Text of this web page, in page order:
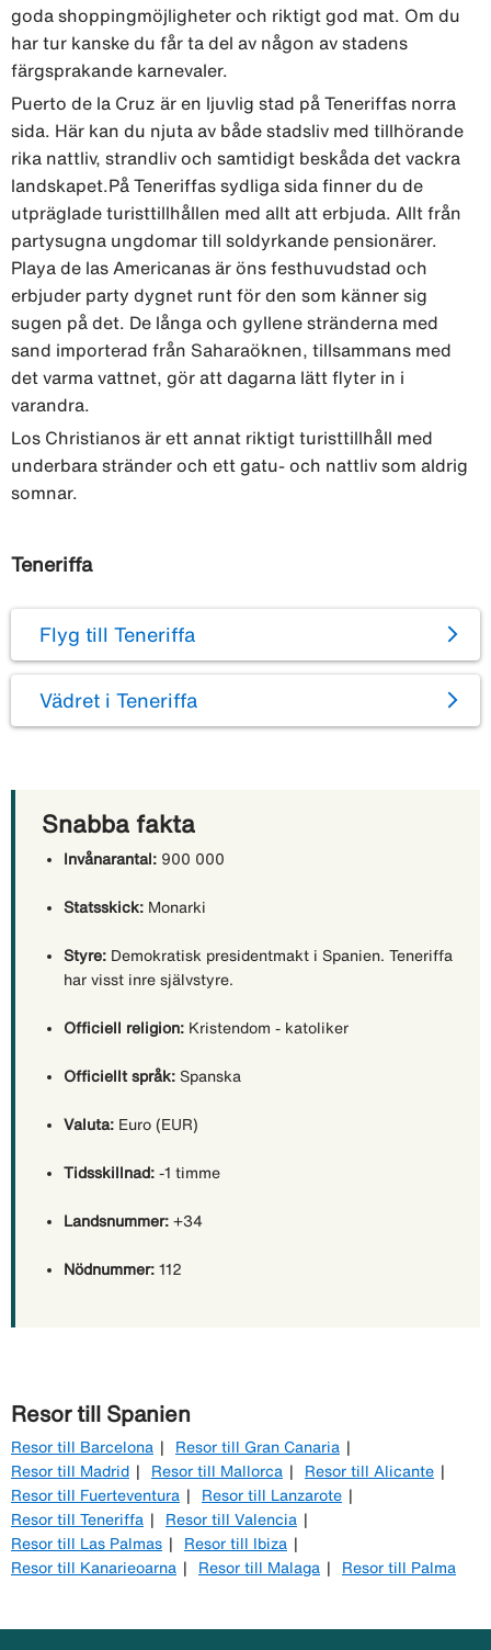
goda shoppingmöjligheter och riktigt god mat. Om du
har tur kanske du får ta del av någon av stadens
färgsprakande karnevaler.
Puerto de la Cruz är en ljuvlig stad på Teneriffas norra
sida. Här kan du njuta av både stadsliv med tillhörande
rika nattliv, strandliv och samtidigt beskåda det vackra
landskapet.På Teneriffas sydliga sida finner du de
utpräglade turisttillhållen med allt att erbjuda. Allt från
partysugna ungdomar till soldyrkande pensionärer.
Playa de las Americanas är öns festhuvudstad och
erbjuder party dygnet runt för den som känner sig
sugen på det. De långa och gyllene stränderna med
sand importerad från Saharaöknen, tillsammans med
det varma vattnet, gör att dagarna lätt flyter in i
varandra.
Los Christianos är ett annat riktigt turisttillhåll med
underbara stränder och ett gatu- och nattliv som aldrig
somnar.
Teneriffa
Flyg till Teneriffa
Vädret i Teneriffa
Snabba fakta
Invånarantal: 900 000
Statsskick: Monarki
Styre: Demokratisk presidentmakt i Spanien. Teneriffa
har visst inre självstyre.
Officiell religion: Kristendom - katoliker
Officiellt språk: Spanska
Valuta: Euro (EUR)
Tidsskillnad: -1 timme
Landsnummer: +34
Nödnummer: 112
Resor till Spanien
Resor till Barcelona
Resor till Gran Canaria
Resor till Madrid
Resor till Mallorca
Resor till Alicante
Resor till Fuerteventura
Resor till Lanzarote
Resor till Teneriffa
Resor till Valencia
Resor till Las Palmas
Resor till Ibiza
Resor till Kanarieoarna
Resor till Malaga Resor till Palma